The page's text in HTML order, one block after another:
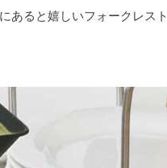
あると嬉しいフォークレスト